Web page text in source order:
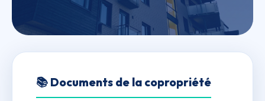
LE PRIVILEGE
📚 Documents de la copropriété